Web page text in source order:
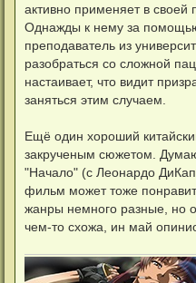
активно применяет в своей
Однажды к нему за
преподаватель из
разобраться со сложной
настаивает, что видит
заняться этим случаем.
Ещё один хороший
закрученым сюжетом.
"Начало" (с Леонардо
фильм может тоже
жанры немного разные, но
чем-то схожа, ин май